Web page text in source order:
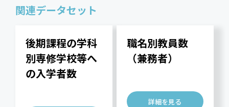
関連データセット
後期課程の学科
別専修学校等へ
の入学者数
職名別教員数
（兼務者）
詳細を見る